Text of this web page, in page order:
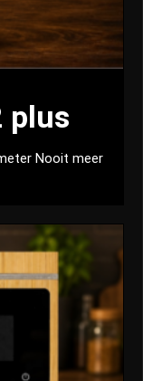
plus
Nooit meer